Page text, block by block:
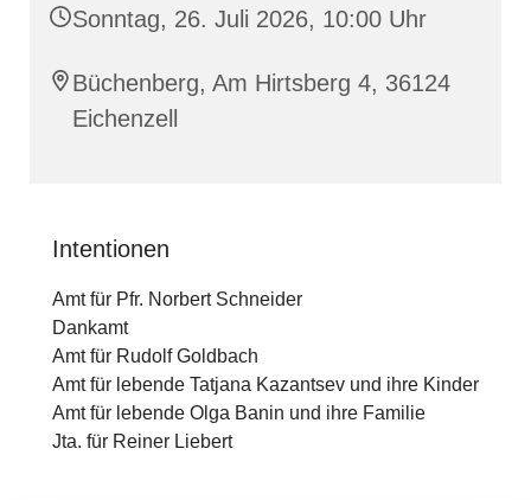
Sonntag, 26. Juli 2026, 10:00 Uhr
Büchenberg, Am Hirtsberg 4, 36124
Eichenzell
Intentionen
Amt für Pfr. Norbert Schneider
Dankamt
Amt für Rudolf Goldbach
Amt für lebende Tatjana Kazantsev und ihre Kinder
Amt für lebende Olga Banin und ihre Familie
Jta. für Reiner Liebert